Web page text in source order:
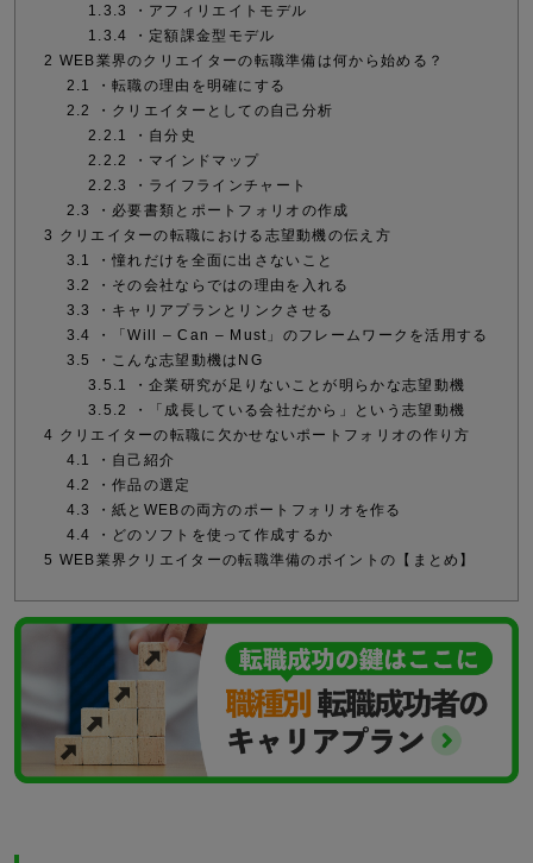
1.3.3
・アフィリエイトモデル
1.3.4
・定額課金型モデル
2 WEB業界のクリエイターの転職準備は何から始める？
2.1
・転職の理由を明確にする
2.2
・クリエイターとしての自己分析
2.2.1
・自分史
2.2.2
・マインドマップ
2.2.3
・ライフラインチャート
2.3
・必要書類とポートフォリオの作成
3 クリエイターの転職における志望動機の伝え方
3.1
・憧れだけを全面に出さないこと
3.2
・その会社ならではの理由を入れる
3.3
・キャリアプランとリンクさせる
3.4
・「Will – Can – Must」のフレームワークを活用する
3.5
・こんな志望動機はNG
3.5.1
・企業研究が足りないことが明らかな志望動機
3.5.2
・「成長している会社だから」という志望動機
4 クリエイターの転職に欠かせないポートフォリオの作り方
4.1
・自己紹介
4.2
・作品の選定
4.3
・紙とWEBの両方のポートフォリオを作る
4.4
・どのソフトを使って作成するか
5 WEB業界クリエイターの転職準備のポイントの【まとめ】